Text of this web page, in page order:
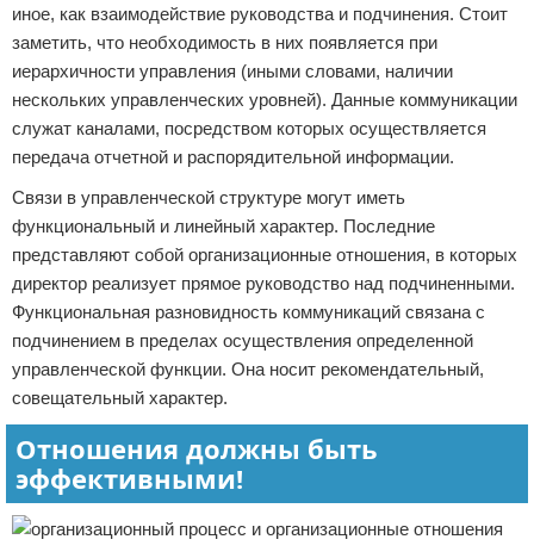
иное, как взаимодействие руководства и подчинения. Стоит
заметить, что необходимость в них появляется при
иерархичности управления (иными словами, наличии
нескольких управленческих уровней). Данные коммуникации
служат каналами, посредством которых осуществляется
передача отчетной и распорядительной информации.
Связи в управленческой структуре могут иметь
функциональный и линейный характер. Последние
представляют собой организационные отношения, в которых
директор реализует прямое руководство над подчиненными.
Функциональная разновидность коммуникаций связана с
подчинением в пределах осуществления определенной
управленческой функции. Она носит рекомендательный,
совещательный характер.
Отношения должны быть
эффективными!